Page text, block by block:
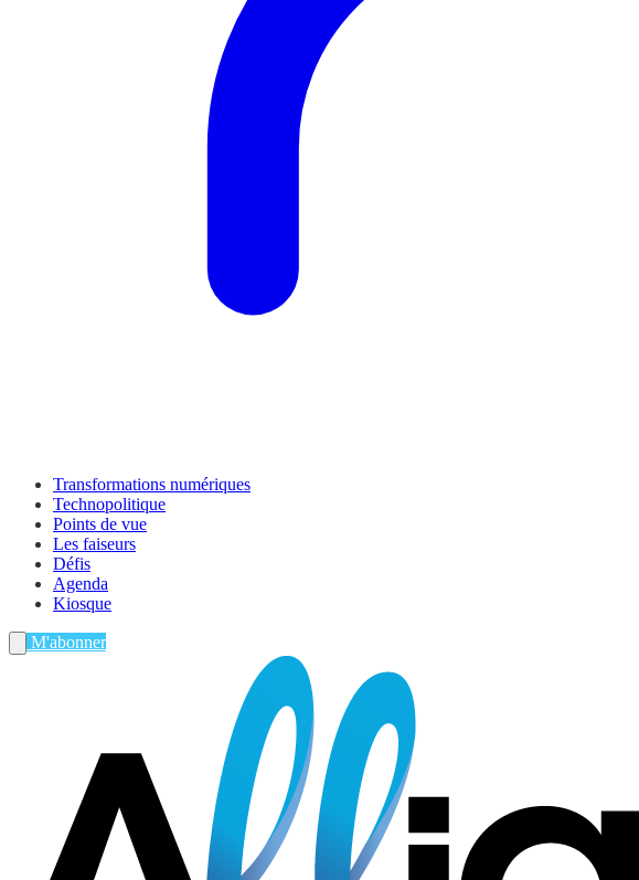
Transformations numériques
Technopolitique
Points de vue
Les faiseurs
Défis
Agenda
Kiosque
M'abonner